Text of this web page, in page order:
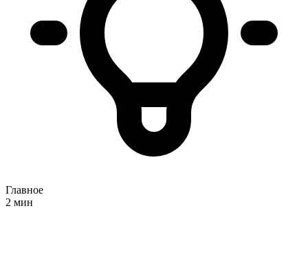
Главное
2 мин